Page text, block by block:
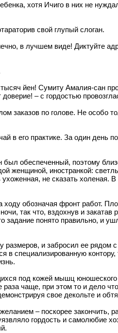
хотя Ичиго в них не
свой глупый слоган.
в лучшем виде! Диктуйте
йен! Сумиту Амалия-сан
– с гордостью
заказов по голове. Не особо
в его практике. За один день
обеспеченный, поэтому
женщиной, иностранкой:
не сказать холеная.
обозначая фронт работ.
так что, вздохнув и закатав
понято правильно, и
и забросил ее рядом
в специализированную
под кожей мышц
чаще, при этом то и дело
свое декольте и
– поскорее закончить,
гордость и самолюбие